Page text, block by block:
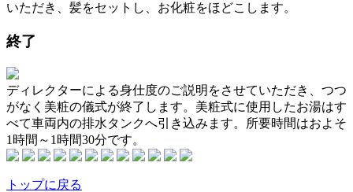
いただき、髪をセットし、お化粧をほどこします。
終了
ディレクターによる身仕度のご説明をさせていただき、つつ
がなく美粧の儀式が終了します。美粧式に使用したお湯はす
べて車両内の排水タンクへ引き込みます。所要時間はおよそ
1時間～1時間30分です。
トップに戻る